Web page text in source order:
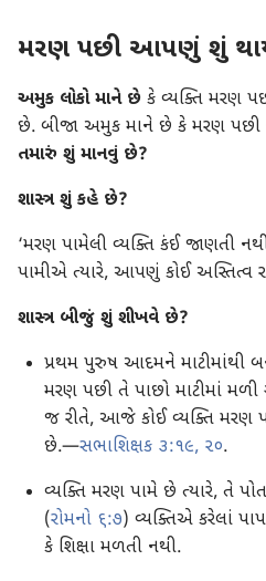
મરણ પછી આપણું શું
અમુક લોકો માને છે કે વ્યક્તિ મરણ
છે. બીજા અમુક માને છે કે મરણ
તમારું શું માનવું છે?
શાસ્ત્ર શું કહે છે?
‘મરણ પામેલી વ્યક્તિ કંઈ જાણતી
પામીએ ત્યારે, આપણું કોઈ અસ્તિત્વ
શાસ્ત્ર બીજું શું શીખવે છે?
પ્રથમ પુરુષ આદમને માટીમાંથી
મરણ પછી તે પાછો માટીમાં મળી
જ રીતે, આજે કોઈ વ્યક્તિ મરણ
છે.—સભાશિક્ષક ૩:૧૯, ૨૦.
વ્યક્તિ મરણ પામે છે ત્યારે, તે
(રોમનો ૬:૭) વ્યક્તિએ કરેલાં
કે શિક્ષા મળતી નથી.